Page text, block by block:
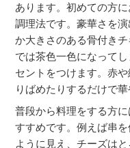
あります。初めての方
調理法です。豪華さを
か大きさのある骨付き
では茶色一色になって
セントをつけます。赤
りばめたりするだけで
普段から料理をする方
すすめです。例えば串
ように見え、チーズは